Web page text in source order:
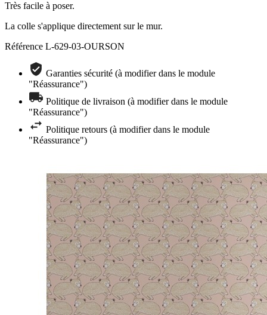
Très facile à poser.
La colle s'applique directement sur le mur.
Référence L-629-03-OURSON
Garanties sécurité (à modifier dans le module
"Réassurance")
Politique de livraison (à modifier dans le module
"Réassurance")
Politique retours (à modifier dans le module
"Réassurance")